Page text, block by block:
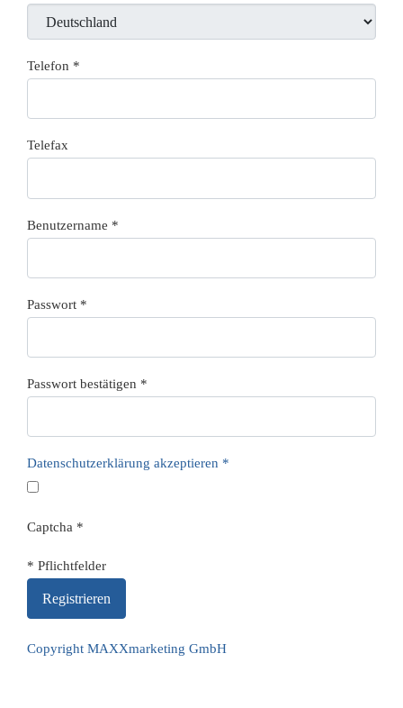
Telefon *
Telefax
Benutzername *
Passwort *
Passwort bestätigen *
Datenschutzerklärung akzeptieren *
Captcha *
* Pflichtfelder
Copyright MAXXmarketing GmbH